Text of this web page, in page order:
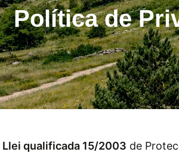
Política de
Llei qualificada 15/2003 de